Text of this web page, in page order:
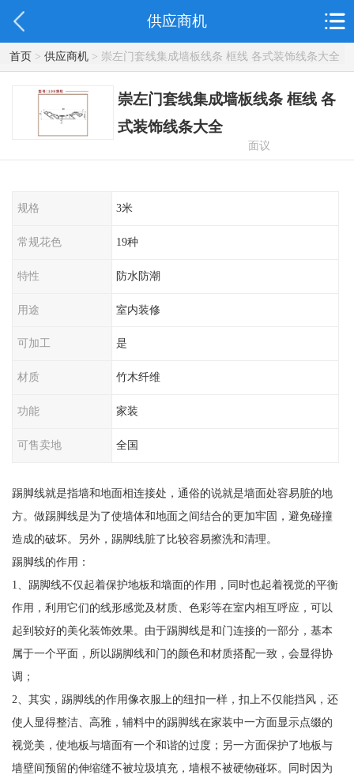
供应商机
首页> 供应商机> 崇左门套线集成墙板线条 框线 各式装饰线条大全
崇左门套线集成墙板线条 框线 各
式装饰线条大全
面议
规格 3米
常规花色 19种
特性 防水防潮
用途 室内装修
可加工 是
材质 竹木纤维
功能 家装
可售卖地 全国
踢脚线就是指墙和地面相连接处，通俗的说就是墙面处容易脏的地
方。做踢脚线是为了使墙体和地面之间结合的更加牢固，避免碰撞
造成的破坏。另外，踢脚线脏了比较容易擦洗和清理。
踢脚线的作用：
1、踢脚线不仅起着保护地板和墙面的作用，同时也起着视觉的平衡
作用，利用它们的线形感觉及材质、色彩等在室内相互呼应，可以
起到较好的美化装饰效果。由于踢脚线是和门连接的一部分，基本
属于一个平面，所以踢脚线和门的颜色和材质搭配一致，会显得协
调；
2、其实，踢脚线的作用像衣服上的纽扣一样，扣上不仅能挡风，还
使人显得整洁、高雅，辅料中的踢脚线在家装中一方面显示点缀的
视觉美，使地板与墙面有一个和谐的过度；另一方面保护了地板与
墙壁间预留的伸缩缝不被垃圾填充，墙根不被硬物碰坏。同时因为